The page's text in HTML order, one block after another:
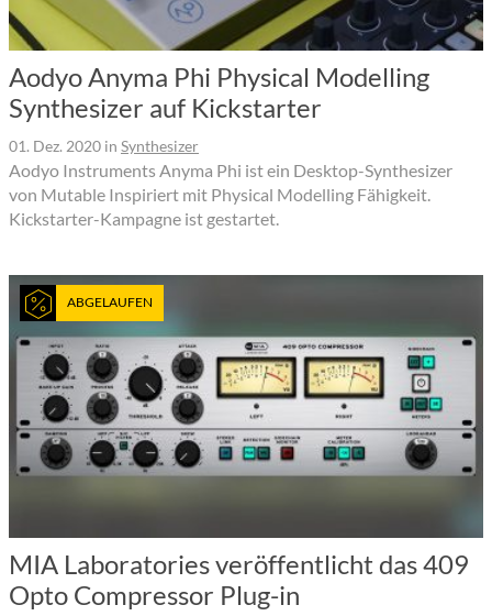
Aodyo Anyma Phi Physical Modelling
Synthesizer auf Kickstarter
01. Dez. 2020 in Synthesizer
Aodyo Instruments Anyma Phi ist ein Desktop-Synthesizer
von Mutable Inspiriert mit Physical Modelling Fähigkeit.
Kickstarter-Kampagne ist gestartet.
ABGELAUFEN
MIA Laboratories veröffentlicht das 409
Opto Compressor Plug-in